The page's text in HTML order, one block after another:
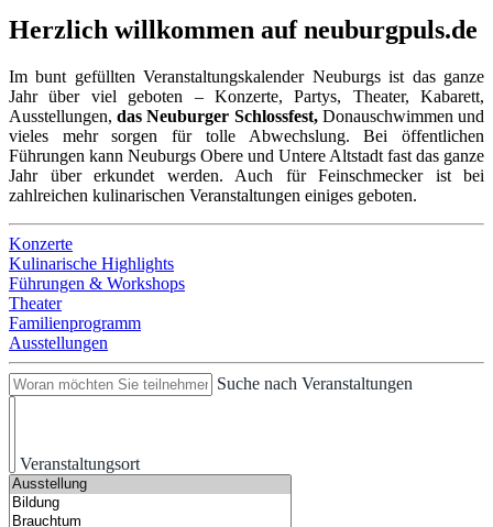
Herzlich willkommen auf neuburgpuls.de
Im bunt gefüllten Veranstaltungskalender Neuburgs ist das ganze
Jahr über viel geboten – Konzerte, Partys, Theater, Kabarett,
Ausstellungen,das Neuburger Schlossfest,Donauschwimmen und
vieles mehr sorgen für tolle Abwechslung. Bei öffentlichen
Führungen kann Neuburgs Obere und Untere Altstadt fast das ganze
Jahr über erkundet werden. Auch für Feinschmecker ist bei
zahlreichen kulinarischen Veranstaltungen einiges geboten.
Konzerte
Kulinarische Highlights
Führungen & Workshops
Theater
Familienprogramm
Ausstellungen
Suche nach Veranstaltungen
Veranstaltungsort